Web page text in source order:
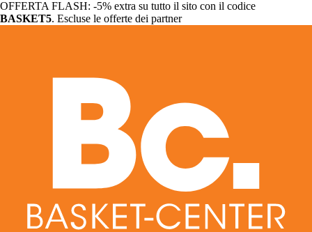
OFFERTA FLASH: -5% extra su tutto il sito con il codice
BASKET5. Escluse le offerte dei partner